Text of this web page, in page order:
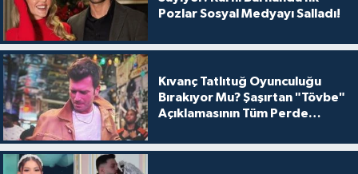
Pozlar Sosyal Medyayı Salladı!
Kıvanç Tatlıtuğ Oyunculuğu
Bırakıyor Mu? Şaşırtan "Tövbe"
Açıklamasının Tüm Perde